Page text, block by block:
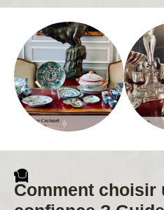
Comment choisir